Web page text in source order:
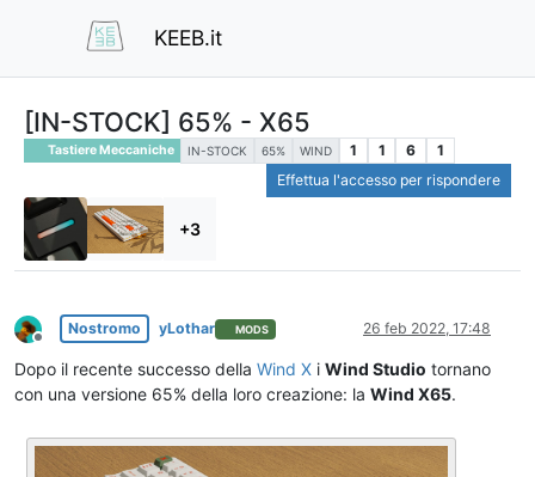
KEEB.it
[IN-STOCK] 65% - X65
Tastiere Meccaniche IN-STOCK 65% WIND 1 1 6
1
Effettua l'accesso per rispondere
+3
Non in linea
Nostromo yLothar MODS 26 feb 2022, 17:48
Dopo il recente successo della Wind X i Wind Studio tornano
con una versione 65% della loro creazione: la Wind X65.